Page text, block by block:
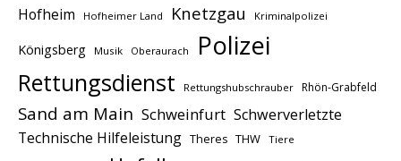
Hofheim Hofheimer Land Knetzgau Kriminalpolizei
Königsberg Musik Oberaurach Polizei
Rettungsdienst Rettungshubschrauber Rhön-Grabfeld
Sand am Main Schweinfurt Schwerverletzte
Technische Hilfeleistung Theres THW Tiere